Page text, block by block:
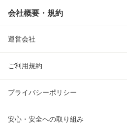
会社概要・規約
運営会社
ご利用規約
プライバシーポリシー
安心・安全への取り組み